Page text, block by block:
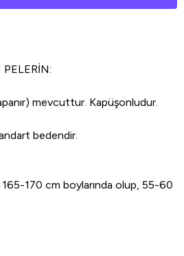
mevcuttur. Kapüşonludur.
bedendir.
170 cm boylarında olup, 55-60